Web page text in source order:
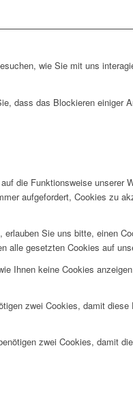
wie Sie mit uns
dass das Blockieren einiger
die Funktionsweise unserer
aufgefordert, Cookies zu
Sie uns bitte, einen
alle gesetzten Cookies auf
Ihnen keine Cookies
zwei Cookies, damit
zwei Cookies, damit